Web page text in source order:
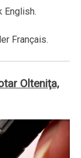
English.
Français.
Olteniţa,